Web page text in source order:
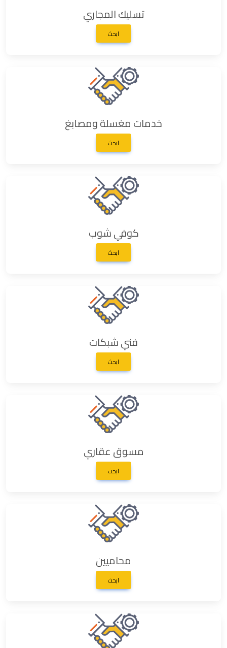
تسليك المجاري
ابحث
خدمات مغسلة ومصابغ
ابحث
كوفي شوب
ابحث
فني شبكات
ابحث
مسوق عقاري
ابحث
محاميين
ابحث